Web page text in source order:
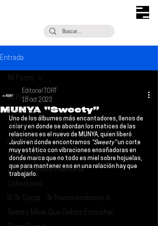
Entrada
All Posts
Escúchalo
Noticias
¿Qué Plan?
Entrevistas
Descubrimiento Semanal
Coberturas
Si Te Gusta... Te Recomendamos A...
Talento Mexa Que Debes Escuchar
All Posts
MUNYA “Sweety”
Editorial TORT
18 oct 2023
Uno de los álbumes más encantadores, llenos de
color y en donde se abordan los matices de las
relaciones es el nuevo de MUNYA, quien liberó
Jardin en donde encontramos “Sweety” un corte
muy estético con vibraciones ensoñadoras en
donde marca que no todo es miel sobre hojuelas,
que para mantener eso en una relación hay que
trabajarlo.